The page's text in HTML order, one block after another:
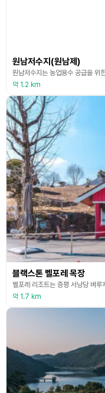
원남저수지(원남제)
약 1.2 km
블랙스톤 벨포레 목장
약 1.7 km